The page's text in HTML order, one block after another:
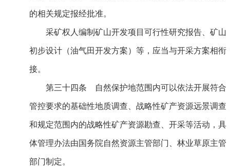
的相关规定报经批准。
采矿权人编制矿山开发项目可行性研究报告、矿山
初步设计（油气田开发方案）等，应当与开采方案相衔
接。
第三十四条 自然保护地范围内可以依法开展符合
管控要求的基础性地质调查、战略性矿产资源远景调查
和规定范围内的战略性矿产资源勘查、开采等活动，具
体管理办法由国务院自然资源主管部门、林业草原主管
部门制定。